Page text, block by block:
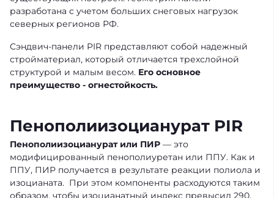
разработана с учетом больших снеговых нагрузок
северных регионов РФ.
Сэндвич-панели PIR представляют собой надежный
стройматериал, который отличается трехслойной
структурой и малым весом. Его основное
преимущество - огнестойкость.
Пенополиизоцианурат PIR
Пенополиизоцианурат или ПИР — это
модифицированный пенополиуретан или ППУ. Как и
ППУ, ПИР получается в результате реакции полиола и
изоцианата. При этом компоненты расходуются таким
образом, чтобы изоцианатный индекс превысил 290,